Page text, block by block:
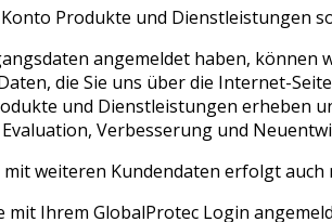
Produkte und Dienstleistungen
angemeldet haben,
die Sie uns über die Internet-
und Dienstleistungen erheben
Verbesserung und
weiteren Kundendaten erfolgt auch
mit Ihrem GlobalProtec Login